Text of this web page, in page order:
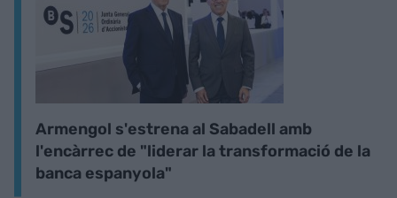
Armengol s'estrena al Sabadell amb
l'encàrrec de "liderar la transformació de la
banca espanyola"